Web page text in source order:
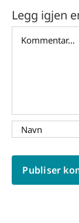
Legg igjen